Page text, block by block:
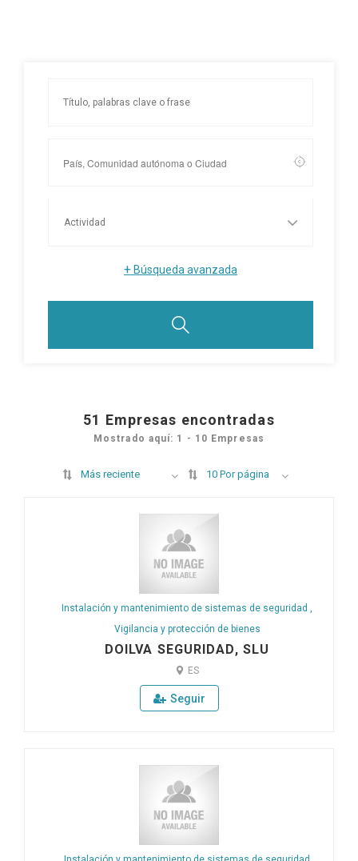
+ Búsqueda avanzada
51 Empresas encontradas
Mostrado aquí: 1 - 10 Empresas
Más reciente 10 Por página
Instalación y mantenimiento de sistemas de seguridad ,
Vigilancia y protección de bienes
DOILVA SEGURIDAD, SLU
ES
Seguir